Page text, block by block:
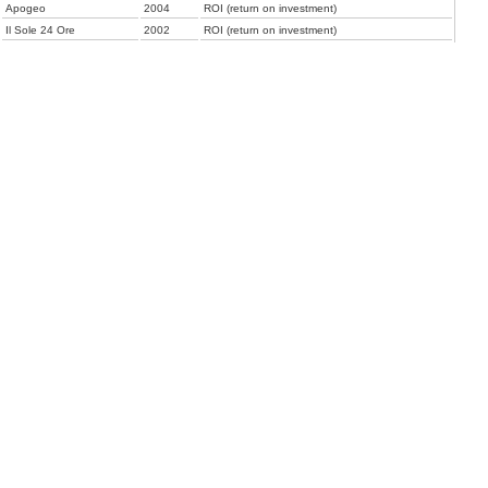
Apogeo 2004
ROI (return on investment)
Il Sole 24 Ore 2002
ROI (return on investment)